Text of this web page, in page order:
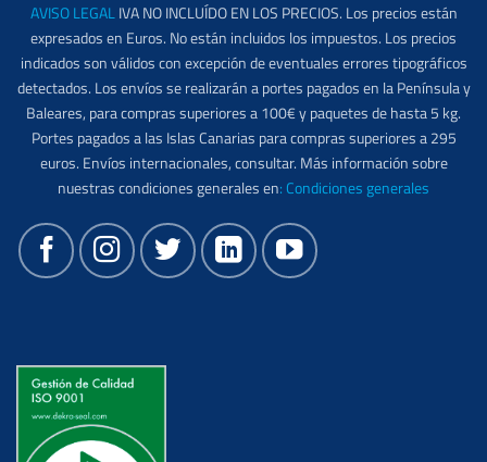
AVISO LEGALIVA NO INCLUÍDO EN LOS PRECIOS. Los precios están
expresados en Euros. No están incluidos los impuestos. Los precios
indicados son válidos con excepción de eventuales errores tipográficos
detectados. Los envíos se realizarán a portes pagados en la Península y
Baleares, para compras superiores a 100€ y paquetes de hasta 5 kg.
Portes pagados a las Islas Canarias para compras superiores a 295
euros. Envíos internacionales, consultar. Más información sobre
nuestras condiciones generales en: Condiciones generales